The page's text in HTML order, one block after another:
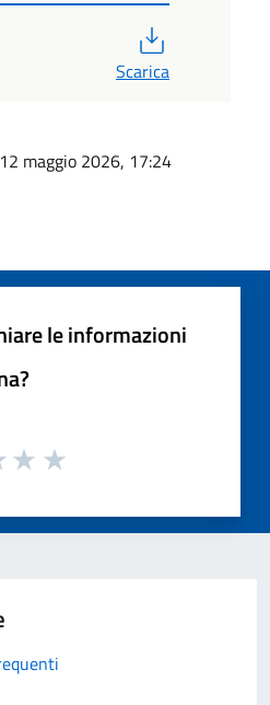
Scarica
maggio 2026, 17:24
le informazioni